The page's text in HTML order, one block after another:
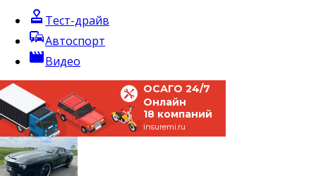
approval Тест-драйв
commuteАвтоспорт
movieВидео
ОСАГО 24/7
Онлайн
18 компаний
insuremi.ru